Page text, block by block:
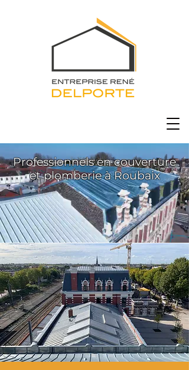
Professionnels en couverture
et plomberie à Roubaix